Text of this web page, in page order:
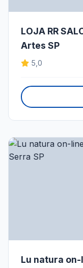
LOJA RR
Artes SP
5,0
Lu natura